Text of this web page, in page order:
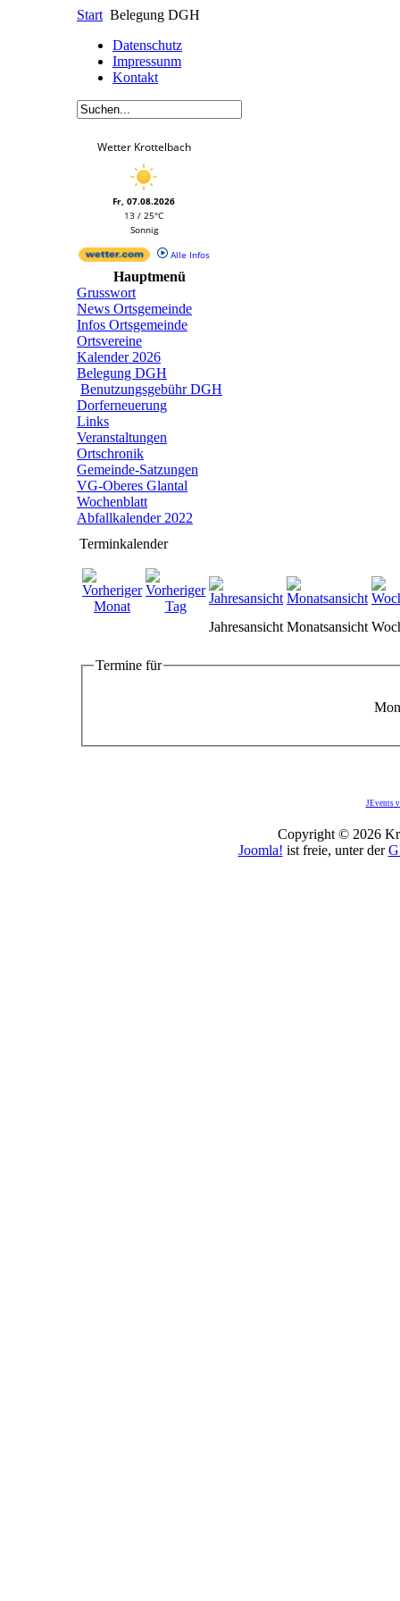
Start Belegung DGH
Datenschutz
Impressunm
Kontakt
Wetter Krottelbach
Fr, 07.08.2026
13 / 25°C
Sonnig
Alle Infos
Hauptmenü
Grusswort
News Ortsgemeinde
Infos Ortsgemeinde
Ortsvereine
Kalender 2026
Belegung DGH
Benutzungsgebühr DGH
Dorferneuerung
Links
Veranstaltungen
Ortschronik
Gemeinde-Satzungen
VG-Oberes Glantal
Wochenblatt
Abfallkalender 2022
Terminkalender
Jahresansicht Monatsansicht
Termine für
JEvents
Copyright © 2026
Joomla! ist freie, unter der